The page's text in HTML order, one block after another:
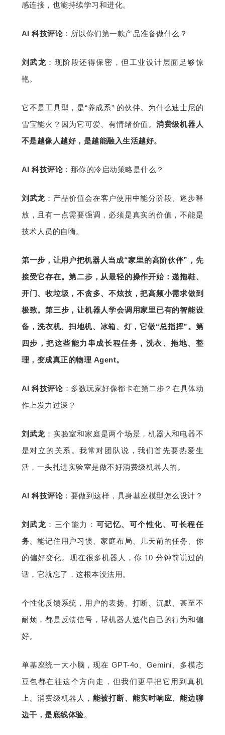
感连接，也能持续学习和进化。
AI 科技评论：所以你们第一款产品准备做什么？
刘武龙 ：现阶段还得保密，但工业设计层面足够惊
艳。
它不是工具型，是“养成系” 的伙伴。为什么迪士尼的
雪宝能火？因为它可爱、有情绪价值。 消费级机器人
不是越像人越好，是越能融入生活越好。
AI 科技评论：那你的冷启动策略是什么？
刘武龙 ：产品价值会在客户使用中能分阶段、逐步释
放，且有一点需要强调，必须是真实的价值，不能是
技术人员的自嗨。
第一步，让用户把机器人当成“家里的高阶伙伴” ，先
接受它存在。第二步，从最轻的操作开始：递拖鞋、
开门、收垃圾，不贪多、不炫技，把高频小需求做到
极致。第三步，让机器人学会调用家里已有的智能设
备，洗衣机、扫地机、冰箱、灯，它做“总指挥”。第
四步，把这些能力串成长程任务，洗衣、拖地、整
理，变成真正的物理 Agent。
AI 科技评论：多数玩家好像都卡在第二步？在具体动
作上发力过深？
刘武龙 ：实验室和家庭是两个场景，机器人和电器不
是对立的关系。我常对团队说，我们首先要热爱生
活，一头扎进实验室是做不好消费级机器人的。
AI 科技评论：要做到这样，具身基座模型怎么设计？
刘武龙 ：三个能力： 可记忆、可个性化、可长程任
务。能记住用户习惯、家庭布局、几天前的任务、你
的偏好变化。现在很多机器人，你 10 分钟前说过的
话，它就忘了，这根本没法用。
个性化反馈系统，用户的表扬、打断、沉默、甚至不
耐烦，都是反馈信号，帮机器人迭代自己的行为和偏
好。
单基座统一大小脑，现在 GPT-4o、Gemini、多模态
豆包都在往这个方向走，但我们更早把它用到真机
上。消费级机器人， 能被打断、能实时响应、能边聊
边干，是底线体验。